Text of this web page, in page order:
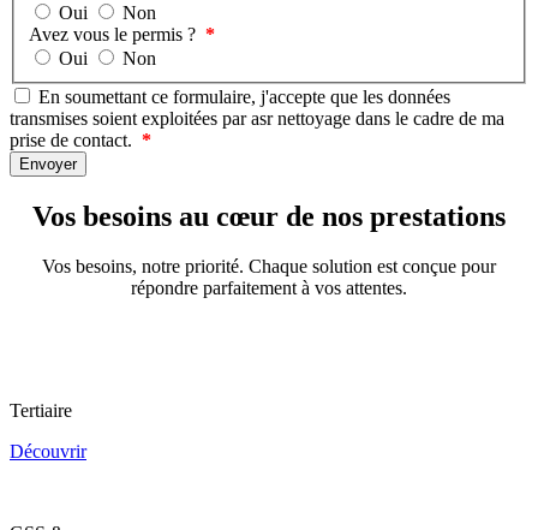
Oui
Non
Avez vous le permis ?
Oui
Non
En soumettant ce formulaire, j'accepte que les données
transmises soient exploitées par asr nettoyage dans le cadre de ma
prise de contact.
Vos besoins au cœur de nos prestations
Vos besoins, notre priorité. Chaque solution est conçue pour
répondre parfaitement à vos attentes.
Tertiaire
Découvrir